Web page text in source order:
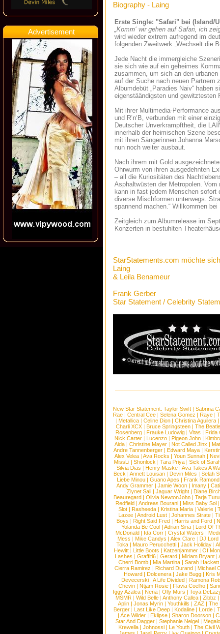
Advertisement
Biography - Laing
Erste Single: "Safari" bei (Island/
„Komm‘ wir gehen auf Safari, ich
wird wieder extrem aufregend im
folgenden Zweitwerk „Wechselt die
Jede Nacht die immergleiche
sie sich wie auf ein geheimes
zusammen, um sich an den
auf der Suche nach neuen Partnern
Albumdebüt „Paradies Naiv“ haben
eigenstäändigsten und gewitztesten
Mit ihrer Multimedia-Performance
und R’n‘B, verbunden mit einer
Deutscher Unverkrampftheit, die
innerhalb der heimischen Szene
mit ihren Sängerinnen Johanna
nun noch weiter ausbaut.
Nach ihrem mit Gold
Ohrwurm von ihren ausgedehnten
– all die Kuriositäten des
Asphaltwüsten der Metropolen.
kann in fast jedem Menschen
diverse Mischformen unterwegs.
spannend machen.“ Willkommen
Zeitgleich zum Albumrelease im
Konzerten in bestuhlten
StarStatements.com möchte
Laing
& Leila Benameur
Frank Gerber
Star Statement / Celebrity
New Star Statement: Taylor Swift | Sabrina
Rae |Central Cee |Selena Gomez |Raye |
| Metallica | Celine Dion | Christina Aguilera |
Charli XCX |Bruce Springsteen |The
Rosenberg | Frauke Ludowig | Vitas | Frida
Nick Carter | Lucenzo | Pigeon John |
Aida |Christine Mayer |Not Called Jinx |
Andre Tannenberger | Edward Maya |
Alex Velea | Ava Rocks | Youn Sunnah |
MissLi | Shonlock | Tara Priya | Sick of
Silvia Dias |Henry Maske |Ava Takes A
Beck |Annett Louisan |Devin Miles |Selah
Liebe Minou |Guano Apes |Frank Ramond
Andy Grammer |Jamie Woon | Imany |
Ziynet Sali |Jaguar Wright |Diane
Beauregard |Olivia NewtonJohn |Tarja
Redfield | Andreas Bourani | Miss Baby Sol
Slot | Rasheeda | Kristina Maria | Valerie |
Lazee | Android Lust | Johannes Strate |
Boys | Right Said Fred | Harris and Ford |
Yolanda Be Cool |Adrian Sina |Lord Of
McDonald | Ida Corr |Crystal Waters |
Mess | Mike Candys | Alex Clare | DJ Lord
Toka | Mauro Perucchetti | Jack Holiday |
Hewitt |Little Boots |Katzenjammer |Of
Lashes |Graffiti6 |Gerard |Miriam Bryant |
Cherri Bomb | Mia Martina | Sarah Hackett
Cierra Ramirez | Richard Durand | Michael
Howard |Dolcenera |Jake Bugg |Kris
Devecerski |A Life Divided |Ramona
Chevin |Ntjam Rosie |Flavia Coelho |
Iggy Azalea | Nena | Olly Murs | Toya
MSMR |Wild Belle |Anthony Callea |Zibbz
Aplin | Jonas Myrin | Youthkills | ZAZ | The
Berger |Last Like Deep |Kodaline |Lorde |
|Ace Wilder |Eklipse |Sharon Doorson |
Star And Dagger | Stephanie Neigel |
Krewella | Johnossi | Le Youth | The Civil